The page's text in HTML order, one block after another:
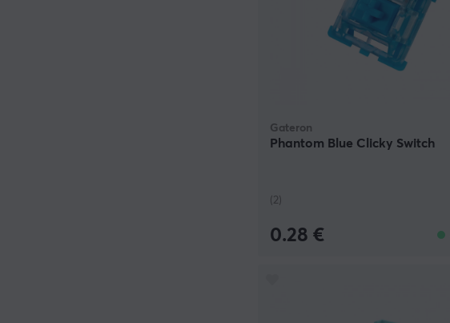
Gateron
Phantom Blue Clicky Switch
(2)
0.28 €